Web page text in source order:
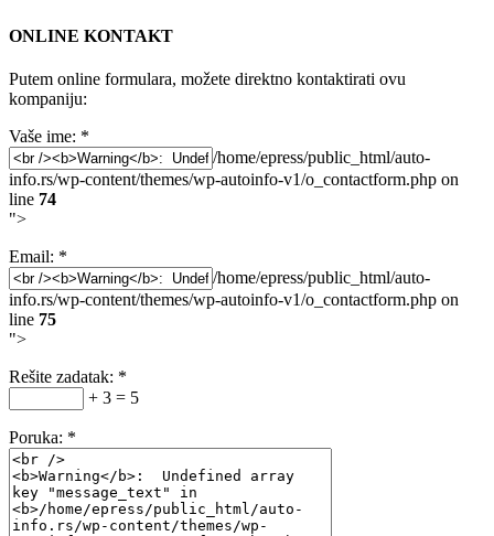
ONLINE KONTAKT
Putem online formulara, možete direktno kontaktirati ovu
kompaniju:
Vaše ime: *
/home/epress/public_html/auto-
info.rs/wp-content/themes/wp-autoinfo-v1/o_contactform.php on
line 74
">
Email: *
/home/epress/public_html/auto-
info.rs/wp-content/themes/wp-autoinfo-v1/o_contactform.php on
line 75
">
Rešite zadatak: *
+ 3 = 5
Poruka: *